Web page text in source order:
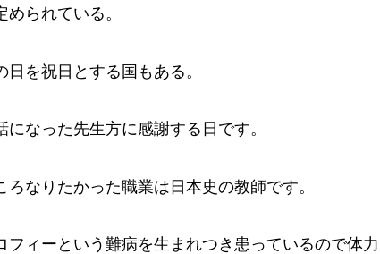
られている。
を祝日とする国もある。
なった先生方に感謝する日です。
なりたかった職業は日本史の教師です。
ィーという難病を生まれつき患っているので体力